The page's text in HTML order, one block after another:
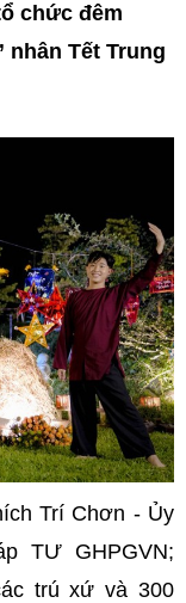
chức đêm
nhân Tết Trung
Trí Chơn - Ủy
TƯ GHPGVN;
trú xứ và 300